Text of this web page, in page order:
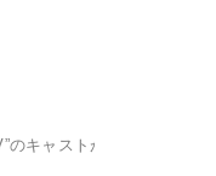
のキャストが解禁！エゴさ